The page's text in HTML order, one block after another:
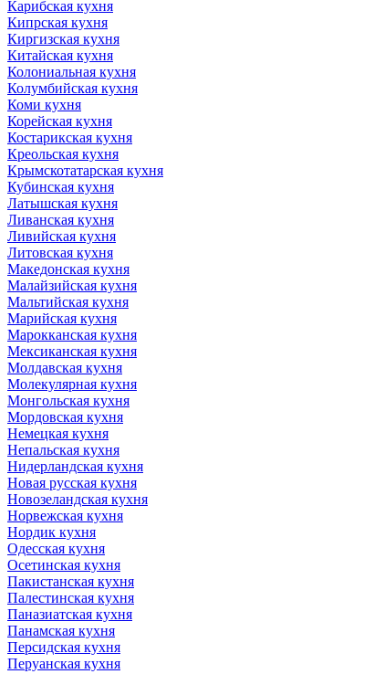
Карибская кухня
Кипрская кухня
Киргизская кухня
Китайская кухня
Колониальная кухня
Колумбийская кухня
Коми кухня
Корейская кухня
Костарикская кухня
Креольская кухня
Крымскотатарская кухня
Кубинская кухня
Латышская кухня
Ливанская кухня
Ливийская кухня
Литовская кухня
Македонская кухня
Малайзийская кухня
Мальтийская кухня
Марийская кухня
Марокканская кухня
Мексиканская кухня
Молдавская кухня
Молекулярная кухня
Монгольская кухня
Мордовская кухня
Немецкая кухня
Непальская кухня
Нидерландская кухня
Новая русская кухня
Новозеландская кухня
Норвежская кухня
Нордик кухня
Одесская кухня
Осетинская кухня
Пакистанская кухня
Палестинская кухня
Паназиатская кухня
Панамская кухня
Персидская кухня
Перуанская кухня